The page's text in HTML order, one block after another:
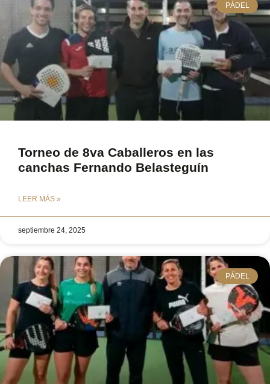
PÁDEL
Torneo de 8va Caballeros en las
canchas Fernando Belasteguín
LEER MÁS »
septiembre 24, 2025
PÁDEL